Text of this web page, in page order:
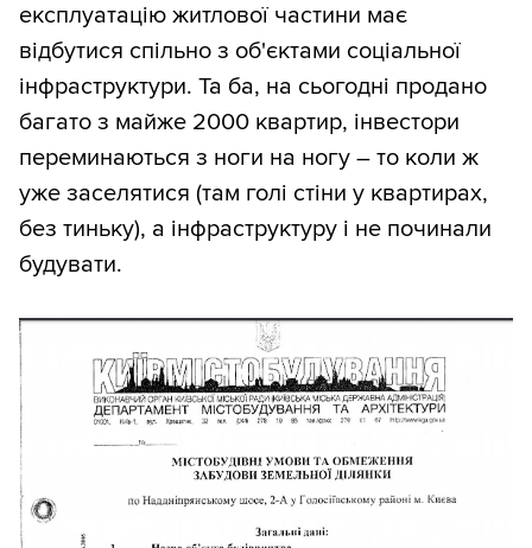
експлуатацію житлової частини має
відбутися спільно з об'єктами соціальної
інфраструктури. Та ба, на сьогодні продано
багато з майже 2000 квартир, інвестори
переминаються з ноги на ногу – то коли ж
уже заселятися (там голі стіни у квартирах,
без тиньку), а інфраструктуру і не починали
будувати.